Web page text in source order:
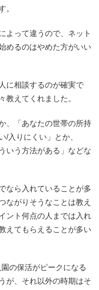
。
よって違うので、ネット
めるのはやめた方がいい
に相談するのが確実で
教えてくれました。
、「あなたの世帯の所持
/入りにくい」とか、
いう方法がある」などな
なら入れていることが多
ながりそうなことは教え
ント何点の人までは入れ
えてもらえることが多い
の保活がピークになる
が、それ以外の時期はそ